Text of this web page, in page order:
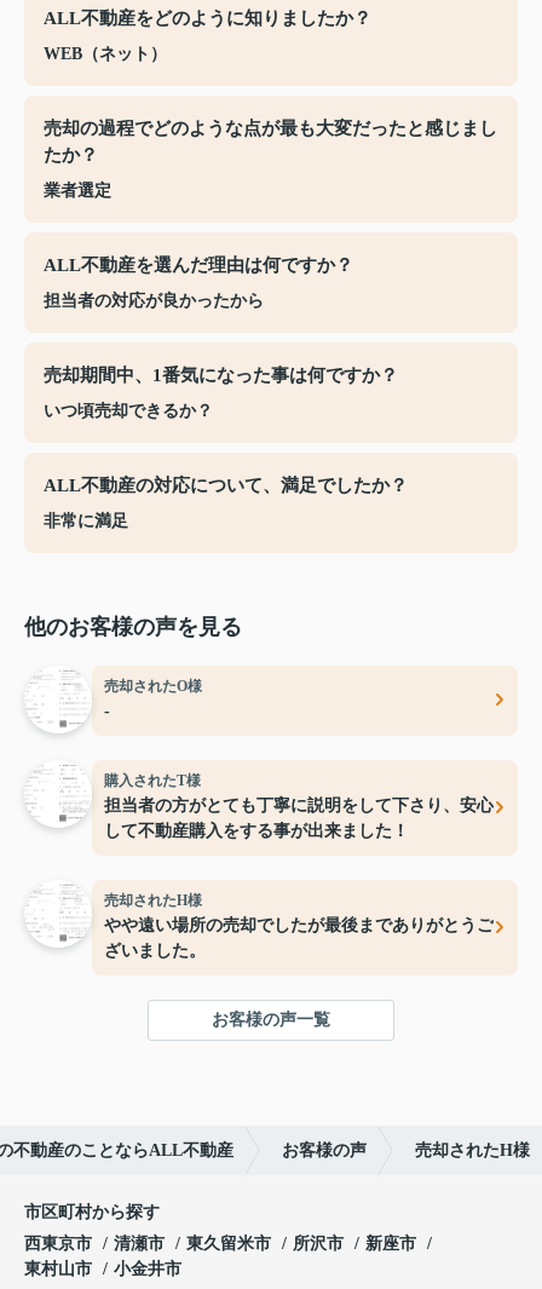
ALL不動産をどのように知りましたか？
WEB（ネット）
売却の過程でどのような点が最も大変だったと感じまし
たか？
業者選定
ALL不動産を選んだ理由は何ですか？
担当者の対応が良かったから
売却期間中、1番気になった事は何ですか？
いつ頃売却できるか？
ALL不動産の対応について、満足でしたか？
非常に満足
他のお客様の声を見る
売却されたO様
-
購入されたT様
担当者の方がとても丁寧に説明をして下さり、安心
して不動産購入をする事が出来ました！
売却されたH様
やや遠い場所の売却でしたが最後までありがとうご
ざいました。
お客様の声一覧
不動産のことならALL不動産 お客様の声 売却されたH様
市区町村から探す
西東京市
清瀬市 東久留米市 所沢市
新座市
東村山市
小金井市